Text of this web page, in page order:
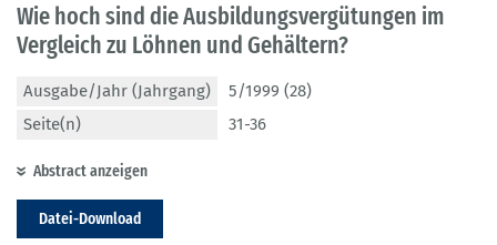
Wie hoch sind die Ausbildungsvergütungen im
Vergleich zu Löhnen und Gehältern?
Ausgabe/Jahr (Jahrgang)
5/1999 (28)
Seite(n)
31-36
Abstract anzeigen
Datei-Download